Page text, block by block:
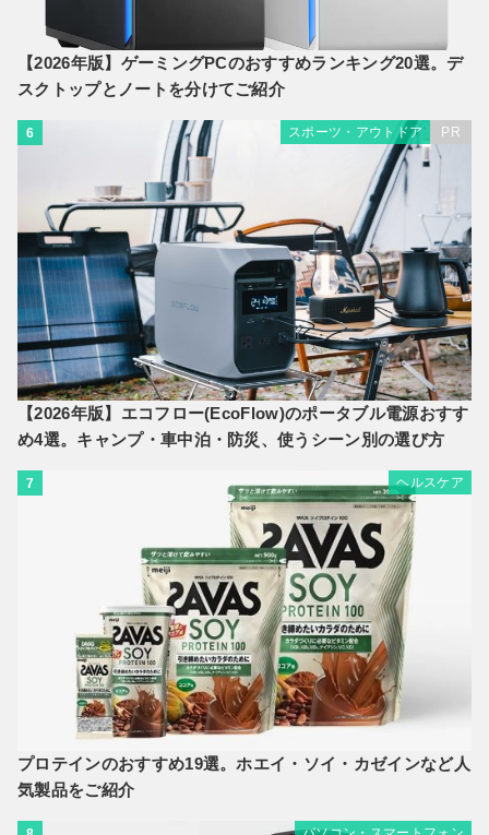
【2026年版】ゲーミングPCのおすすめランキング20選。デ
スクトップとノートを分けてご紹介
6 スポーツ・アウトドア PR
【2026年版】エコフロー(EcoFlow)のポータブル電源おすす
め4選。キャンプ・車中泊・防災、使うシーン別の選び方
7 ヘルスケア
プロテインのおすすめ19選。ホエイ・ソイ・カゼインなど人
気製品をご紹介